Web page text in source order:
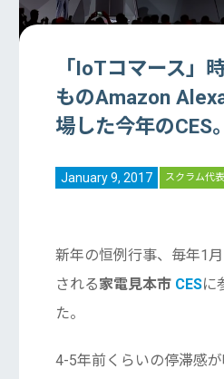
「IoTコマース」
ものAmazon
場した今年のCES。
January 9, 2017 スクラム代
新年の恒例行事、毎年1
される家電見本市 CESに
た。
4-5年前くらいの停滞感が